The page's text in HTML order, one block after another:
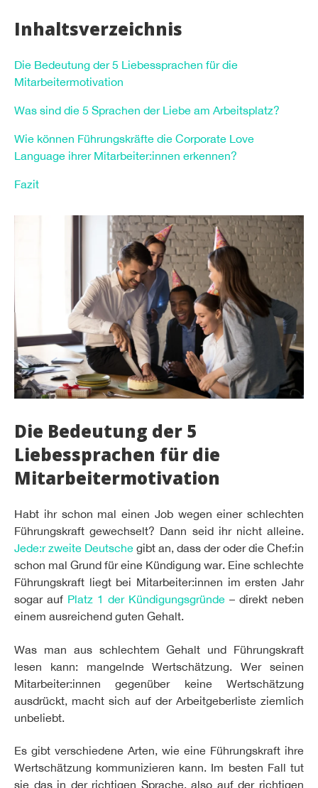
Inhaltsverzeichnis
Die Bedeutung der 5 Liebessprachen für die
Mitarbeitermotivation
Was sind die 5 Sprachen der Liebe am Arbeitsplatz?
Wie können Führungskräfte die Corporate Love
Language ihrer Mitarbeiter:innen erkennen?
Fazit
Die Bedeutung der 5
Liebessprachen für die
Mitarbeitermotivation
Habt ihr schon mal einen Job wegen einer schlechten
Führungskraft gewechselt? Dann seid ihr nicht alleine.
Jede:r zweite Deutsche gibt an, dass der oder die Chef:in
schon mal Grund für eine Kündigung war. Eine schlechte
Führungskraft liegt bei Mitarbeiter:innen im ersten Jahr
sogar auf Platz 1 der Kündigungsgründe – direkt neben
einem ausreichend guten Gehalt.
Was man aus schlechtem Gehalt und Führungskraft
lesen kann: mangelnde Wertschätzung. Wer seinen
Mitarbeiter:innen gegenüber keine Wertschätzung
ausdrückt, macht sich auf der Arbeitgeberliste ziemlich
unbeliebt.
Es gibt verschiedene Arten, wie eine Führungskraft ihre
Wertschätzung kommunizieren kann. Im besten Fall tut
sie das in der richtigen Sprache, also auf der richtigen